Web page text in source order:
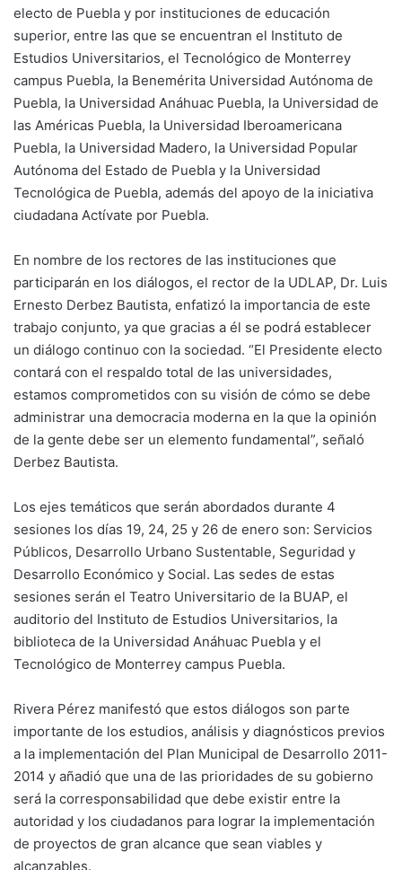
electo de Puebla y por instituciones de educación
superior, entre las que se encuentran el Instituto de
Estudios Universitarios, el Tecnológico de Monterrey
campus Puebla, la Benemérita Universidad Autónoma de
Puebla, la Universidad Anáhuac Puebla, la Universidad de
las Américas Puebla, la Universidad Iberoamericana
Puebla, la Universidad Madero, la Universidad Popular
Autónoma del Estado de Puebla y la Universidad
Tecnológica de Puebla, además del apoyo de la iniciativa
ciudadana Actívate por Puebla.
En nombre de los rectores de las instituciones que
participarán en los diálogos, el rector de la UDLAP, Dr. Luis
Ernesto Derbez Bautista, enfatizó la importancia de este
trabajo conjunto, ya que gracias a él se podrá establecer
un diálogo continuo con la sociedad. “El Presidente electo
contará con el respaldo total de las universidades,
estamos comprometidos con su visión de cómo se debe
administrar una democracia moderna en la que la opinión
de la gente debe ser un elemento fundamental”, señaló
Derbez Bautista.
Los ejes temáticos que serán abordados durante 4
sesiones los días 19, 24, 25 y 26 de enero son: Servicios
Públicos, Desarrollo Urbano Sustentable, Seguridad y
Desarrollo Económico y Social. Las sedes de estas
sesiones serán el Teatro Universitario de la BUAP, el
auditorio del Instituto de Estudios Universitarios, la
biblioteca de la Universidad Anáhuac Puebla y el
Tecnológico de Monterrey campus Puebla.
Rivera Pérez manifestó que estos diálogos son parte
importante de los estudios, análisis y diagnósticos previos
a la implementación del Plan Municipal de Desarrollo 2011-
2014 y añadió que una de las prioridades de su gobierno
será la corresponsabilidad que debe existir entre la
autoridad y los ciudadanos para lograr la implementación
de proyectos de gran alcance que sean viables y
alcanzables.